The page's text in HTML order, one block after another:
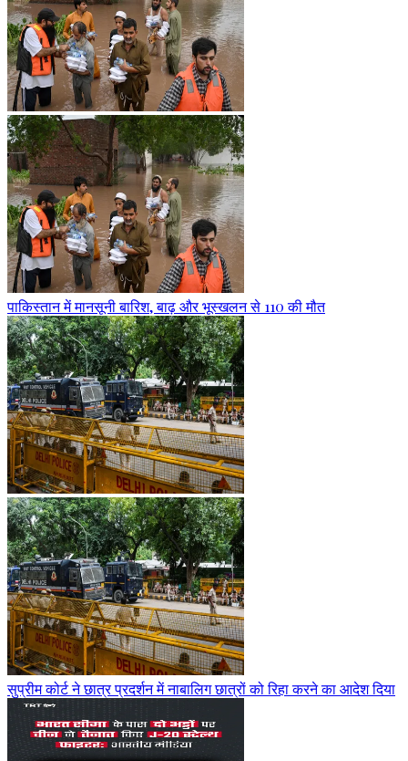
पाकिस्तान में मानसूनी बारिश, बाढ़ और भूस्खलन से 110 की मौत
सुप्रीम कोर्ट ने छात्र प्रदर्शन में नाबालिग छात्रों को रिहा करने का आदेश दिया